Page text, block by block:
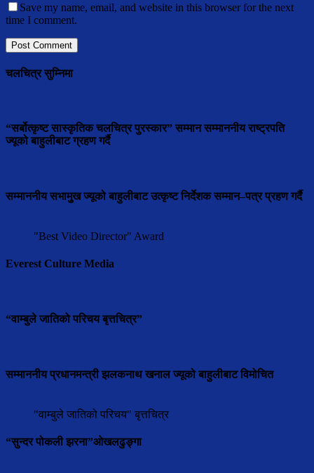
Save my name, email, and website in this browser for the next
time I comment.
चलचित्र सुम्निमा
“सर्बोत्कृष्ट सास्कृतिक चलचित्र पुरस्कार” सम्मान सम्माननीय राष्ट्रपति
ज्यूको बाहुलीबाट ग्रहण गर्दै
सम्माननीय सभामुुख ज्यूको बाहुलीबाट उत्कृष्ट निर्देशक सम्मान–पत्र प्रहण गर्दै
"Best Video Director" Award
Everest Culture Media
“वाम्बुले जातिको परिचय बृत्तचित्र”
सम्माननीय प्रधानमन्त्री झलकनाथ खनाल ज्यूको बाहुलीबाट विमोचित
"वाम्बुले जातिको परिचय" बृत्तचित्र
“सुन्दर पोकली झरना”ओखलढुङ्गा